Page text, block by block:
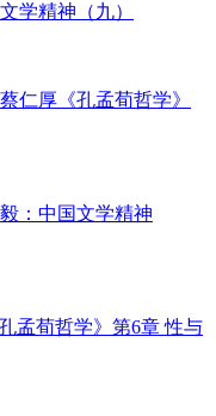
学精神（九）
仁厚《孔孟荀哲学》
：中国文学精神
孟荀哲学》第6章 性与